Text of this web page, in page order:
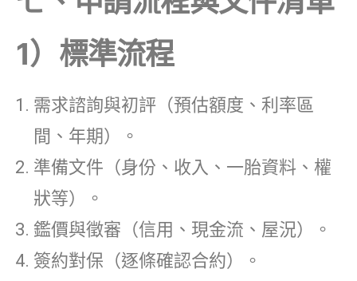
1）標準流程
需求諮詢與初評（預估額度、利率區
間、年期）。
準備文件（身份、收入、一胎資料、權
狀等）。
鑑價與徵審（信用、現金流、屋況）。
簽約對保（逐條確認合約）。